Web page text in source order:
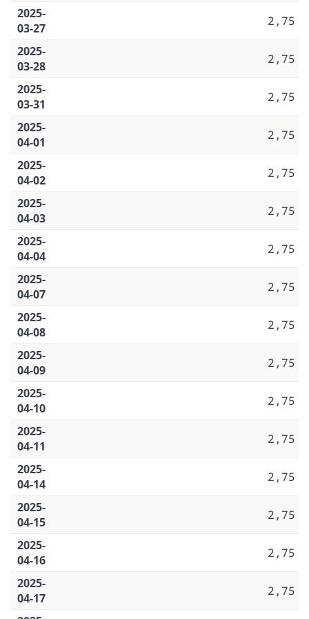
2025-
03-27
2,75
2025-
03-28
2,75
2025-
03-31
2,75
2025-
04-01
2,75
2025-
04-02
2,75
2025-
04-03
2,75
2025-
04-04
2,75
2025-
04-07
2,75
2025-
04-08
2,75
2025-
04-09
2,75
2025-
04-10
2,75
2025-
04-11
2,75
2025-
04-14
2,75
2025-
04-15
2,75
2025-
04-16
2,75
2025-
04-17
2,75